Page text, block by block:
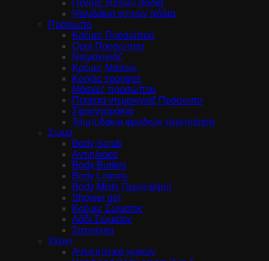
Πένσες νυχιών πόδια
Ψαλιδάκια νυχιών πόδια
Πρόσωπο
Κρέμες Προσώπου
Οροί Προσώπου
Ντεμακιγιάζ
Κρέμες Ματιών
Konjac sponges
Μάσκες προσώπου
Πετσέτα ντεμακιγιάζ Πρόσωπο
Σφουγγαράκια
Τσιμπιδάκια φρυδιών περιποίηση
Σώμα
Body Scrub
Αντιηλιακά
Body Butters
Body Lotions
Body Mists Περιποίηση
Shower gel
Κρέμες Σώματος
Λάδι Σώματος
Σαπούνια
Χέρια
Αντισηπτικά χεριών